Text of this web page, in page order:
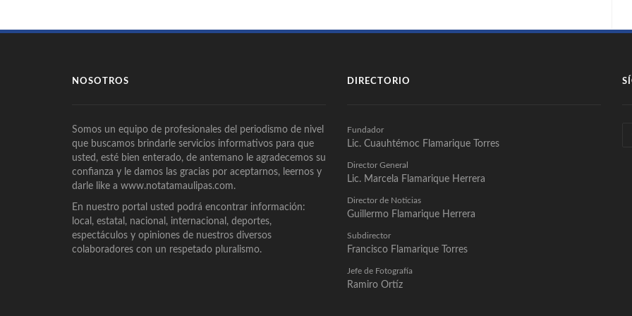
NOSOTROS
Somos un equipo de profesionales del periodismo de nivel
que buscamos brindarle servicios informativos para que
usted, esté bien enterado, de antemano le agradecemos su
confianza y le damos las gracias por aceptarnos, leernos y
darle like a www.notatamaulipas.com.
En nuestro portal usted podrá encontrar información:
local, estatal, nacional, internacional, deportes,
espectáculos y opiniones de nuestros diversos
colaboradores con un respetado pluralismo.
DIRECTORIO
Fundador
Lic. Cuauhtémoc Flamarique Torres
Director General
Lic. Marcela Flamarique Herrera
Director de Noticias
Guillermo Flamarique Herrera
Subdirector
Francisco Flamarique Torres
Jefe de Fotografía
Ramiro Ortíz